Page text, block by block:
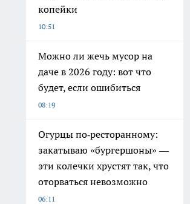
копейки
10:51
Можно ли жечь мусор на
даче в 2026 году: вот что
будет, если ошибиться
08:19
Огурцы по‑ресторанному:
закатываю «бургершоны» —
эти колечки хрустят так, что
оторваться невозможно
06:11